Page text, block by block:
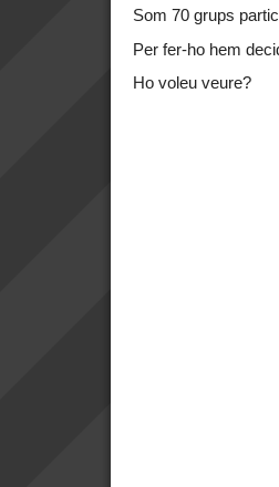
Som 70 grups
Per fer-ho hem
Ho voleu veure?